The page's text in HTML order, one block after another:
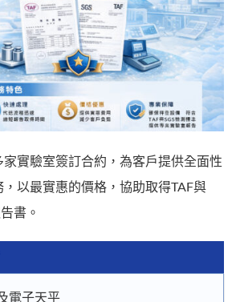
實驗室簽訂合約，為客戶提供全面性
以最實惠的價格，協助取得TAF與
書。
電子天平